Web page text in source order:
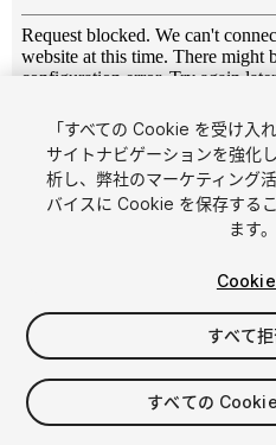
1 /5
$6
消費税は決済時に計算されます
「すべての Cookie を受け入
サイトナビゲーションを強化
析し、弊社のマーケティング
バイスに Cookie を保存する
ます。
すべて
すべての